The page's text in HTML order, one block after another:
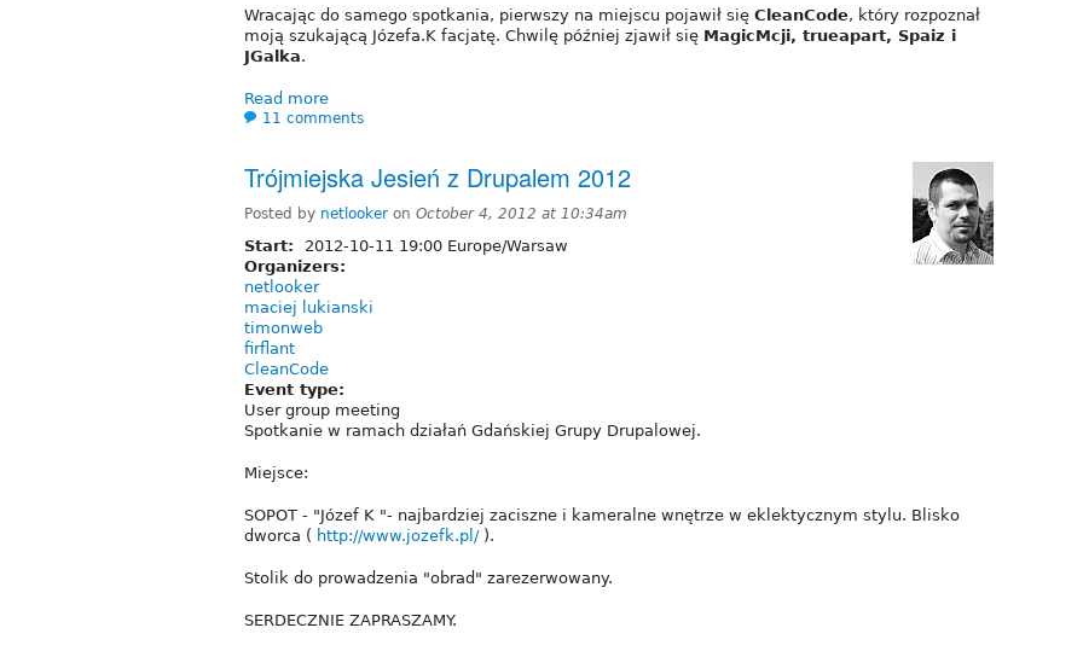
Wracając do samego spotkania, pierwszy na miejscu pojawił się CleanCode, który rozpoznał
moją szukającą Józefa.K facjatę. Chwilę później zjawił się MagicMcji, trueapart, Spaiz i
JGalka.
Read more
11 comments
Trójmiejska Jesień z Drupalem 2012
Posted by netlooker on October 4, 2012 at 10:34am
Start:
2012-10-11 19:00 Europe/Warsaw
Organizers:
netlooker
maciej lukianski
timonweb
firflant
CleanCode
Event type:
User group meeting
Spotkanie w ramach działań Gdańskiej Grupy Drupalowej.
Miejsce:
SOPOT - "Józef K "- najbardziej zaciszne i kameralne wnętrze w eklektycznym stylu. Blisko
dworca ( http://www.jozefk.pl/).
Stolik do prowadzenia "obrad" zarezerwowany.
SERDECZNIE ZAPRASZAMY.